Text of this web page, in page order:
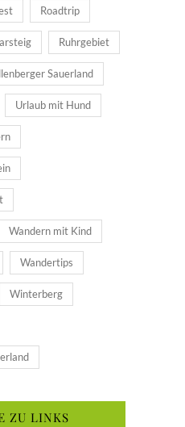
Roadtrip
Ruhrgebiet
Sauerland
Urlaub mit Hund
Wandern mit Kind
Wandertips
Winterberg
ZU LINKS